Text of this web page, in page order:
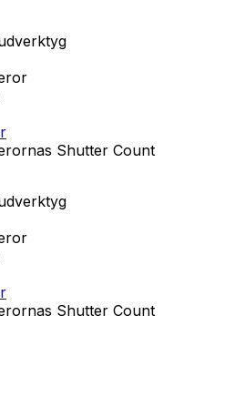
Shutter Count
Shutter Count